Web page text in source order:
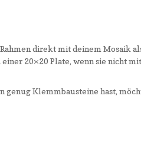
direkt mit deinem Mosaik
20×20 Plate, wenn sie nicht
genug Klemmbausteine hast,